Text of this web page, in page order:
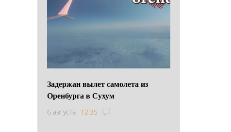
Задержан вылет самолета из
Оренбурга в Сухум
6 августа 12:35